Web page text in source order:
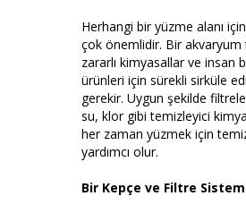
Herhangi bir yüzme alanı
çok önemlidir. Bir akvaryum
zararlı kimyasallar ve insan
ürünleri için sürekli sirküle
gerekir. Uygun şekilde
su, klor gibi temizleyici
her zaman yüzmek için
yardımcı olur.
Bir Kepçe ve Filtre